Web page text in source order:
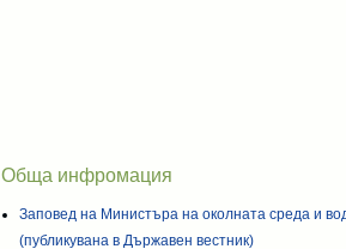
Обща инфромация
Заповед на Министъра на околната среда и
(публикувана в Държавен вестник)